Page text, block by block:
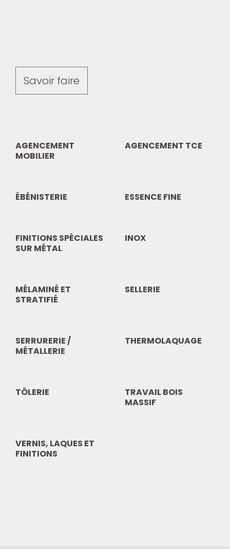
Savoir faire
AGENCEMENT
MOBILIER
AGENCEMENT TCE
ÉBÉNISTERIE ESSENCE FINE
FINITIONS SPÉCIALES
SUR MÉTAL
INOX
MÉLAMINÉ ET
STRATIFIÉ
SELLERIE
SERRURERIE /
MÉTALLERIE
THERMOLAQUAGE
TÔLERIE
TRAVAIL BOIS
MASSIF
VERNIS, LAQUES ET
FINITIONS